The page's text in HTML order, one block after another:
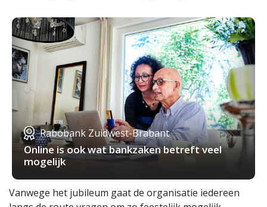
Rabobank Zuidwest-Brabant
Online is ook wat bankzaken betreft veel
mogelijk
Vanwege het jubileum gaat de organisatie iedereen